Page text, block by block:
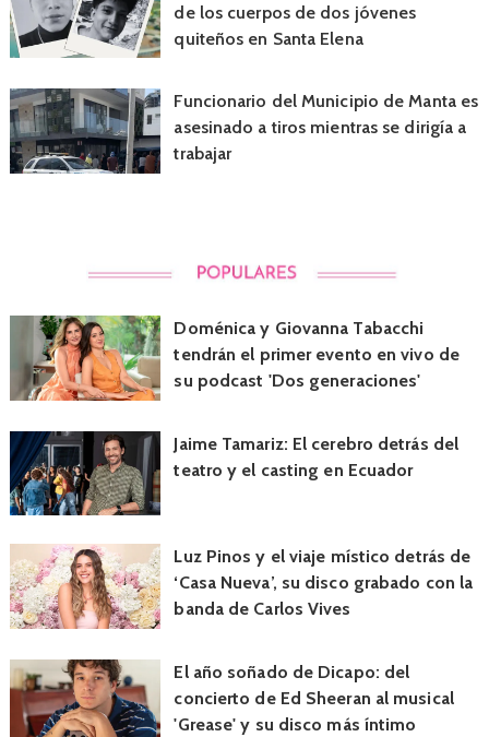
de los cuerpos de dos jóvenes
quiteños en Santa Elena
Funcionario del Municipio de Manta es
asesinado a tiros mientras se dirigía a
trabajar
Doménica y Giovanna Tabacchi
tendrán el primer evento en vivo de
su podcast 'Dos generaciones'
Jaime Tamariz: El cerebro detrás del
teatro y el casting en Ecuador
Luz Pinos y el viaje místico detrás de
‘Casa Nueva’, su disco grabado con la
banda de Carlos Vives
El año soñado de Dicapo: del
concierto de Ed Sheeran al musical
'Grease' y su disco más íntimo